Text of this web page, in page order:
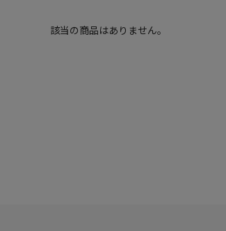
該当の商品はありません。